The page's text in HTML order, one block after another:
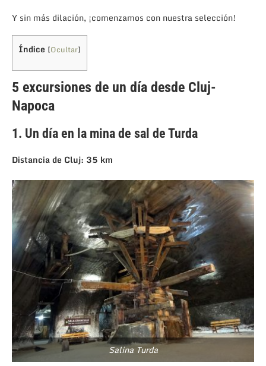
Y sin más dilación, ¡comenzamos con nuestra selección!
Índice [Ocultar]
5 excursiones de un día desde Cluj-
Napoca
1. Un día en la mina de sal de Turda
Distancia de Cluj: 35 km
Salina Turda